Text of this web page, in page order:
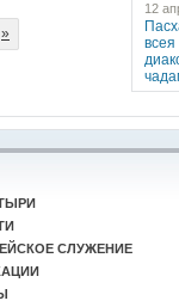
»
12
СЛУЖЕНИЕ